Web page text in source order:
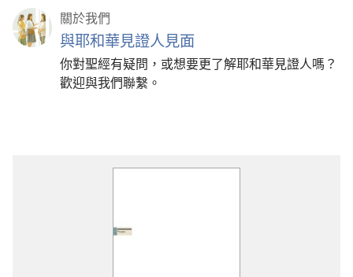
關於我們
與耶和華見證人見面
你對聖經有疑問，或想要更了解耶和華見證人嗎？
歡迎與我們聯繫。